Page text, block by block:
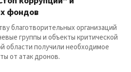
фондов
благотворительных организаций
группы и объекты критической
области получили необходимое
от атак дронов.